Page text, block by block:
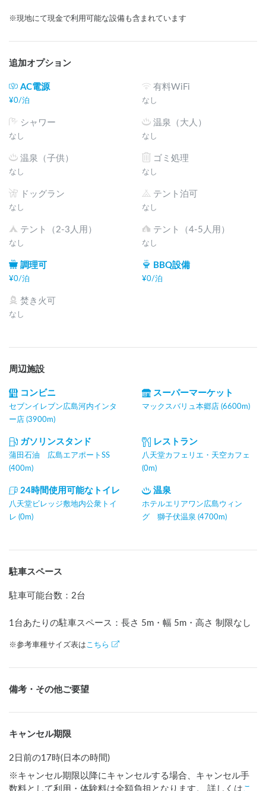
※現地にて現金で利用可能な設備も含まれています
追加オプション
AC電源
¥0/泊
有料WiFi
なし
シャワー
なし
温泉（大人）
なし
温泉（子供）
なし
ゴミ処理
なし
ドッグラン
なし
テント泊可
なし
テント（2-3人用）
なし
テント（4-5人用）
なし
調理可
¥0/泊
BBQ設備
¥0/泊
焚き火可
なし
周辺施設
コンビニ
セブンイレブン広島河内インタ
ー店 (3900m)
スーパーマーケット
マックスバリュ本郷店 (6600m)
ガソリンスタンド
蒲田石油 広島エアポートSS
(400m)
レストラン
八天堂カフェリエ・天空カフェ
(0m)
24時間使用可能なトイレ
八天堂ビレッジ敷地内公衆トイ
レ (0m)
温泉
ホテルエリアワン広島ウィン
グ 獅子伏温泉 (4700m)
駐車スペース
駐車可能台数 ： 2台
1台あたりの駐車スペース：長さ 5m ・幅 5m ・高さ 制限なし
※参考車種サイズ表は こちら
備考・その他ご要望
キャンセル期限
2日前の17時(日本の時間)
※キャンセル期限以降にキャンセルする場合、キャンセル手
数料として利用・体験料は全額負担となります。 詳しくは こ